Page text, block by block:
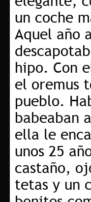
un coche
Aquel año
hipo. Con
el oremus
pueblo.
babeaban
ella le
unos 25
castaño,
tetas y un